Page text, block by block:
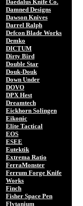
Daedalus Knife Co.
Damned Designs
Dawson Knives
Darrel Ralph
Defcon Blade Works
Demko
DICTUM
Dirty Bird
Double Star
Douk-Douk
Down Under
DOVO
DPX Hest
Dreamtech
Eickhorn Solingen
Eikonic
Elite Tactical
EOS
ESEE
Eutektik
Extrema Ratio
FerraMonster
Ferrum Forge Knife
Works
Finch
Fisher Space Pen
Flytanium